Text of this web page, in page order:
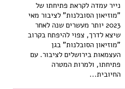
נייר עמדה לקראת פתיחתו של
"מוזיאון הסובלנות" לציבור מאי
2023 יותר מעשרים שנה לאחר
שיצא לדרך, צפוי להיפתח בקרוב
"מוזיאון הסובלנות" בגן
העצמאות בירושלים לציבור. עם
פתיחתו, ולמרות המטרה
החיובית...